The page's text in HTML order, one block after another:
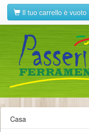
Il tuo carrello è vuoto
Casa